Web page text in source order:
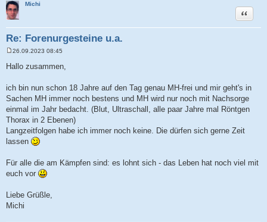
Michi
Re: Forenurgesteine u.a.
Zitat
e
i
r
a
g
26.09.2023 08:45
Hallo zusammen,
ich bin nun schon 18 Jahre auf den Tag genau MH-frei und mir geht's in
Sachen MH immer noch bestens und MH wird nur noch mit Nachsorge
einmal im Jahr bedacht. (Blut, Ultraschall, alle paar Jahre mal Röntgen
Thorax in 2 Ebenen)
Langzeitfolgen habe ich immer noch keine. Die dürfen sich gerne Zeit
lassen
Für alle die am Kämpfen sind: es lohnt sich - das Leben hat noch viel mit
euch vor
Liebe Grüßle,
Michi